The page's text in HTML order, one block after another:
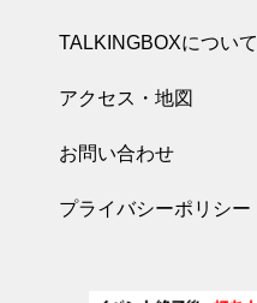
TALKINGBOXについて
アクセス・地図
お問い合わせ
プライバシーポリシー